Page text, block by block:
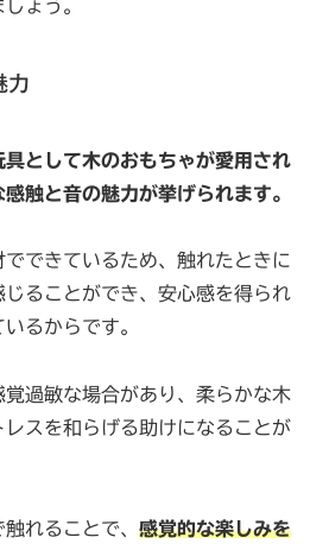
ょう。
力
として木のおもちゃが愛用され
触と音の魅力が挙げられます。
できているため、触れたときに
ることができ、安心感を得られ
るからです。
過敏な場合があり、柔らかな木
スを和らげる助けになることが
れることで、 感覚的な楽しみを